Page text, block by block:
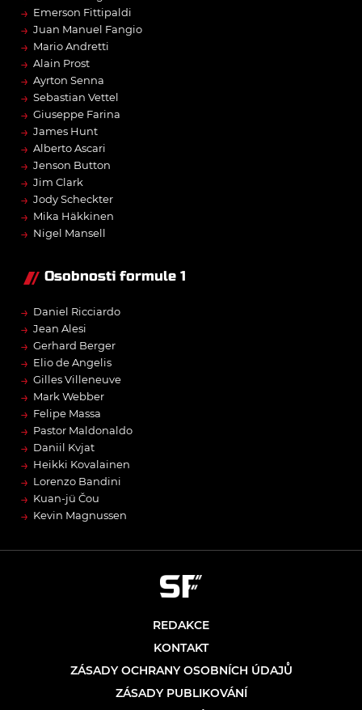
→ Emerson Fittipaldi
→ Juan Manuel Fangio
→ Mario Andretti
→ Alain Prost
→ Ayrton Senna
→ Sebastian Vettel
→ Giuseppe Farina
→ James Hunt
→ Alberto Ascari
→ Jenson Button
→ Jim Clark
→ Jody Scheckter
→ Mika Häkkinen
→ Nigel Mansell
Osobnosti formule 1
→ Daniel Ricciardo
→ Jean Alesi
→ Gerhard Berger
→ Elio de Angelis
→ Gilles Villeneuve
→ Mark Webber
→ Felipe Massa
→ Pastor Maldonaldo
→ Daniil Kvjat
→ Heikki Kovalainen
→ Lorenzo Bandini
→ Kuan-jü Čou
→ Kevin Magnussen
REDAKCE
KONTAKT
ZÁSADY OCHRANY OSOBNÍCH ÚDAJŮ
ZÁSADY PUBLIKOVÁNÍ